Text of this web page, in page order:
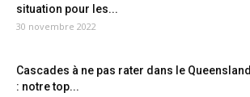
situation pour les...
30 novembre 2022
Cascades à ne pas rater dans le Queensland
: notre top...